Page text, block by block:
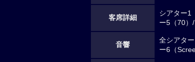
客席詳細
シアター1
ー5（70）
音響
全シアタ
ー6（